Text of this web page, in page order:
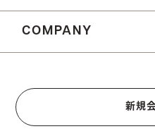
COMPANY
新規